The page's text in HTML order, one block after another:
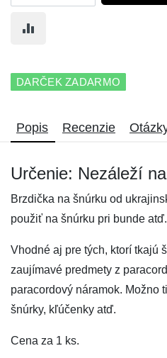
DARČEK ZADARMO
Popis Recenzie
Určenie: Nezáleží
Brzdička na šnúrku od
použiť na šnúrku pri bunde atď.
Vhodné aj pre tých, ktorí tkajú
zaujímavé predmety z
paracordový náramok. Možno
šnúrky, kľúčenky atď.
Cena za 1 ks.